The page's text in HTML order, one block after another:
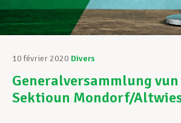
Assistance au Travail
Vos droits
10 février 2020 Divers
Generalversammlung vun
Sektioun Mondorf/